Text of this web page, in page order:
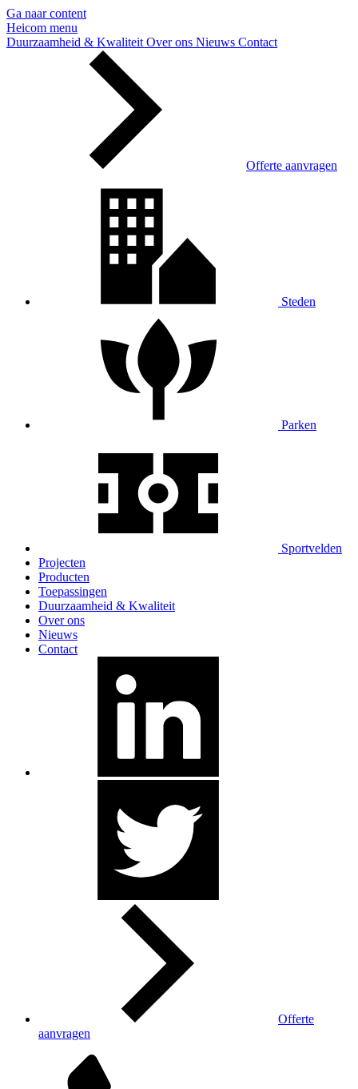
Ga naar content
Heicom menu
Duurzaamheid & Kwaliteit Over ons Nieuws Contact
Offerte aanvragen
Steden
Parken
Sportvelden
Projecten
Producten
Toepassingen
Duurzaamheid & Kwaliteit
Over ons
Nieuws
Contact
Offerte
aanvragen